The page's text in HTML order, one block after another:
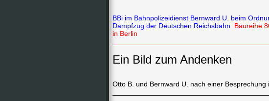
BBi im Bahnpolizeidienst Bernward U. beim
Dampfzug der Deutschen Reichsbahn Baureihe
in Berlin
Ein Bild zum Andenken
Otto B. und Bernward U. nach einer Besprechung